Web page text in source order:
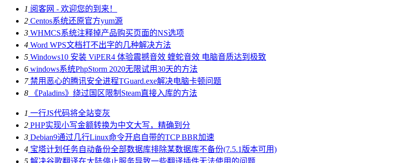
1 阅客网 - 欢迎您的到来！
2 Centos系统还原官方yum源
3 WHMCS系统注释掉产品购买页面的NS选项
4 Word WPS文档打不出字的几种解决方法
5 Windows10 安装 ViPER4 体验震撼音效 蝰蛇音效 电脑音质达到极致
6 windows系统PhpStorm 2020无限试用30天的方法
7禁用恶心的腾讯安全进程TGuard.exe解决电脑卡顿问题
8 《Paladins》绕过国区限制Steam直接入库的方法
1 一行JS代码将全站变灰
2 PHP实现小写金额转换为中文大写，精确到分
3 Debian9通过几行Linux命令开启自带的TCP BBR加速
4 宝塔计划任务自动备份全部数据库排除某数据库不备份(7.5.1版本可用)